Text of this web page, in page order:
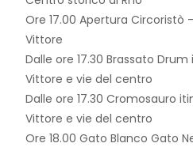
Ore 17.00 Apertura Circoristò
Vittore
Dalle ore 17.30 Brassato
Vittore e vie del centro
Dalle ore 17.30 Cromosauro
Vittore e vie del centro
Ore 18.00 Gato Blanco Gato